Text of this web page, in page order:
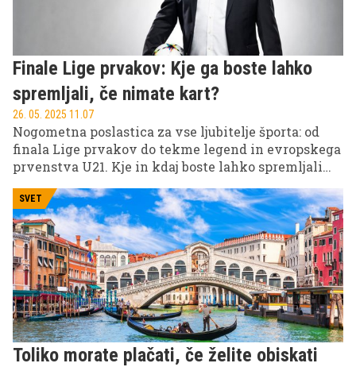
Finale Lige prvakov: Kje ga boste lahko
spremljali, če nimate kart?
26. 05. 2025 11.07
Nogometna poslastica za vse ljubitelje športa: od
finala Lige prvakov do tekme legend in evropskega
prvenstva U21. Kje in kdaj boste lahko spremljali
nadaljevanju.
SVET
Toliko morate plačati, če želite obiskati